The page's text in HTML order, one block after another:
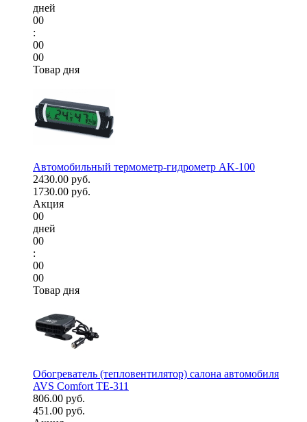
дней
00
:
00
00
Товар дня
Автомобильный термометр-гидрометр AK-100
2430.00 руб.
1730.00 руб.
Акция
00
дней
00
:
00
00
Товар дня
Обогреватель (тепловентилятор) салона автомобиля
AVS Comfort TE-311
806.00 руб.
451.00 руб.